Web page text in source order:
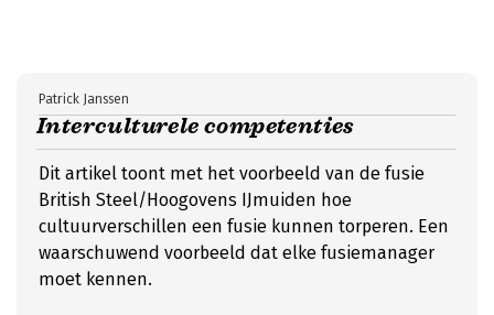
Interculturele competenties
Patrick Janssen
Dit artikel toont met het voorbeeld van de fusie
British Steel/Hoogovens IJmuiden hoe
cultuurverschillen een fusie kunnen torperen. Een
waarschuwend voorbeeld dat elke fusiemanager
moet kennen.